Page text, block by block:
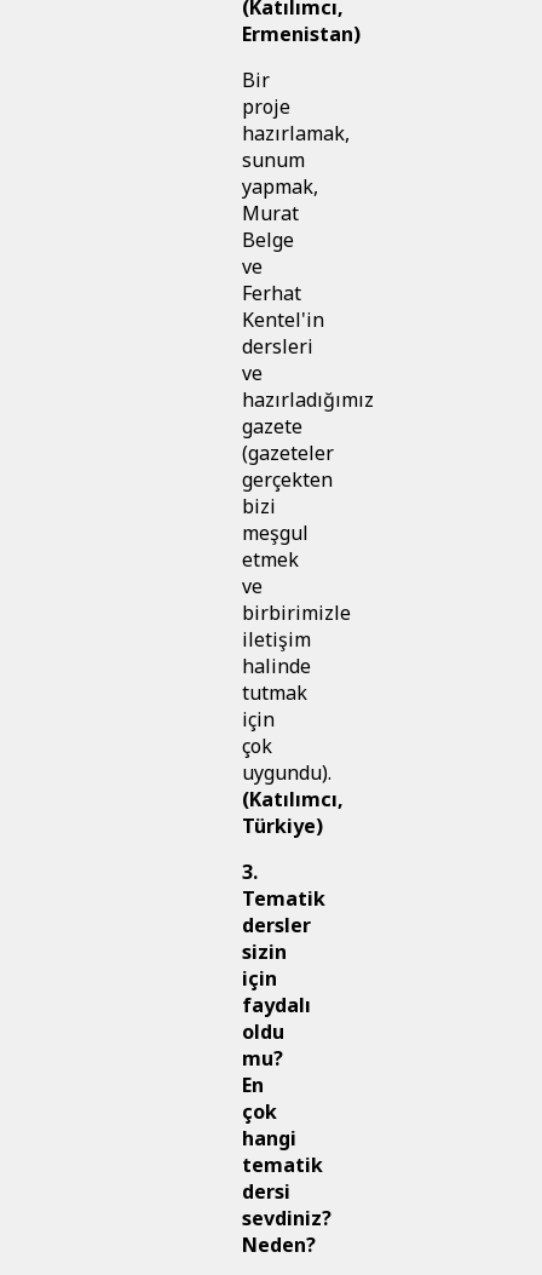
(Katılımcı,
Ermenistan)
Bir
proje
hazırlamak,
sunum
yapmak,
Murat
Belge
ve
Ferhat
Kentel'in
dersleri
ve
hazırladığımız
gazete
(gazeteler
gerçekten
bizi
meşgul
etmek
ve
birbirimizle
iletişim
halinde
tutmak
için
çok
uygundu).
(Katılımcı,
Türkiye)
3.
Tematik
dersler
sizin
için
faydalı
oldu
mu?
En
çok
hangi
tematik
dersi
sevdiniz?
Neden?